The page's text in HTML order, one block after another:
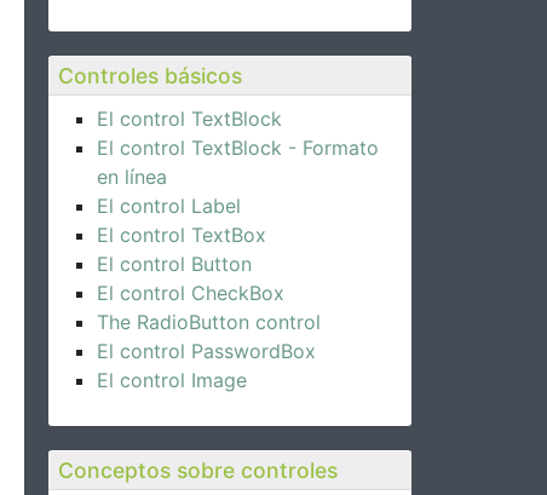
Controles básicos
El control TextBlock
El control TextBlock - Formato
en línea
El control Label
El control TextBox
El control Button
El control CheckBox
The RadioButton control
El control PasswordBox
El control Image
Conceptos sobre controles